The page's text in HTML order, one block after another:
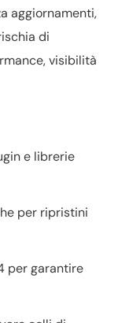
aggiornamenti,
di
visibilità
e librerie
per ripristini
per garantire